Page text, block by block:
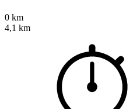
0 km
4,1 km